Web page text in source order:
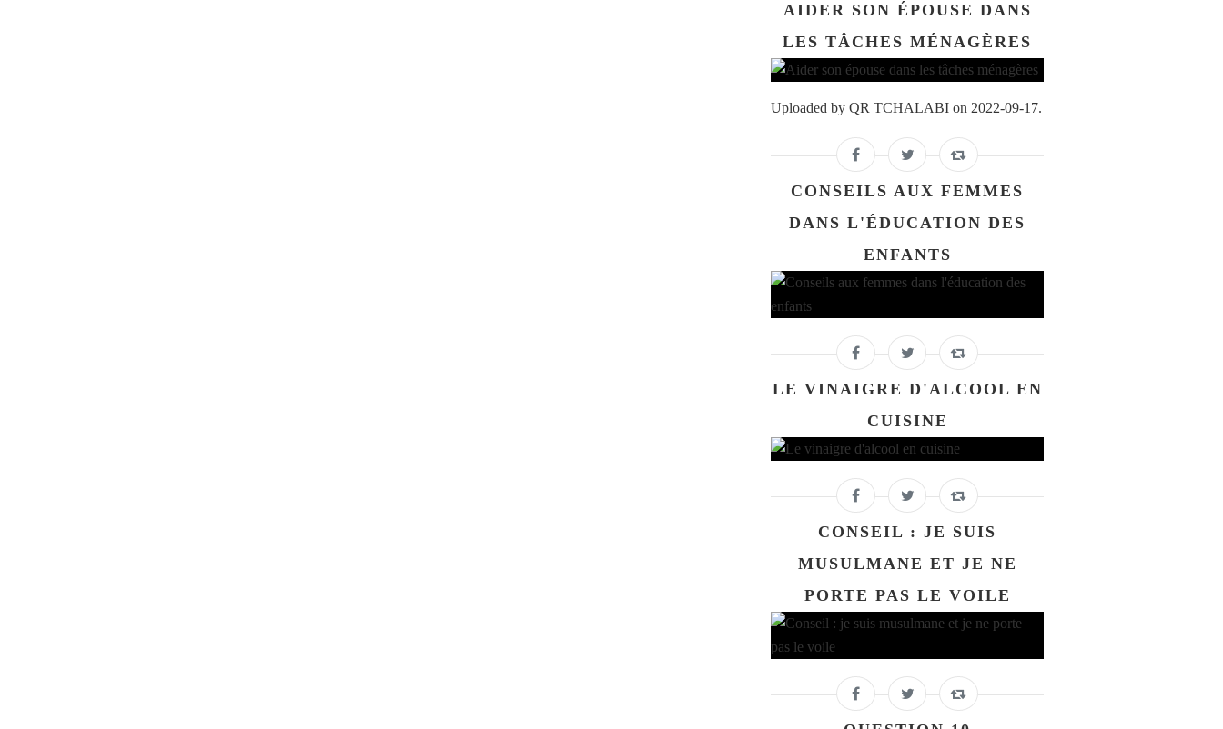
AIDER SON ÉPOUSE DANS
LES TÂCHES MÉNAGÈRES
Uploaded by QR TCHALABI on 2022-09-17.
CONSEILS AUX FEMMES
DANS L'ÉDUCATION DES
ENFANTS
LE VINAIGRE D'ALCOOL EN
CUISINE
CONSEIL : JE SUIS
MUSULMANE ET JE NE
PORTE PAS LE VOILE